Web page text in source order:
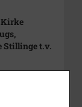
Kirke
Stillinge t.v.